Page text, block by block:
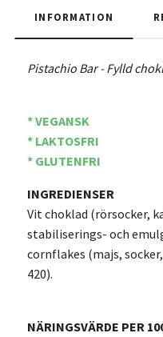
INFORMATION
Pistachio Bar - Fylld
* VEGANSK
* LAKTOSFRI
* GLUTENFRI
INGREDIENSER
Vit choklad (rörsocker,
stabiliserings- och
cornflakes (majs,
420).
NÄRINGSVÄRDE PER